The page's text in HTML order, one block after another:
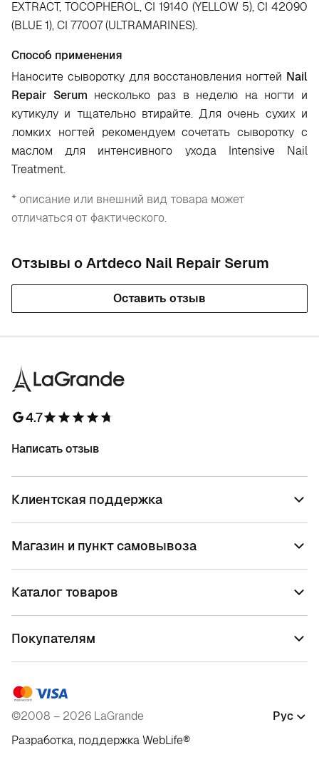
EXTRACT, TOCOPHEROL, CI 19140 (YELLOW 5), CI 42090
(BLUE 1), CI 77007 (ULTRAMARINES).
Способ применения
Наносите сыворотку для восстановления ногтей Nail
Repair Serum несколько раз в неделю на ногти и
кутикулу и тщательно втирайте. Для очень сухих и
ломких ногтей рекомендуем сочетать сыворотку с
маслом для интенсивного ухода Intensive Nail
Treatment.
* описание или внешний вид товара может
отличаться от фактического.
Отзывы о Artdeco Nail Repair Serum
Оставить отзыв
4.7
Написать отзыв
Клиентская поддержка
Магазин и пункт самовывоза
Каталог товаров
Покупателям
©2008 – 2026 LaGrande
Рус
Разработка, поддержкаWebLife®